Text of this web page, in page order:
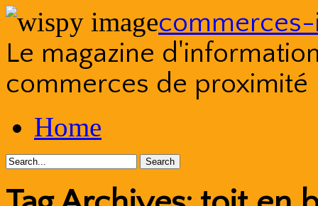
Le magazine
commerces de proximité
to
contentHome